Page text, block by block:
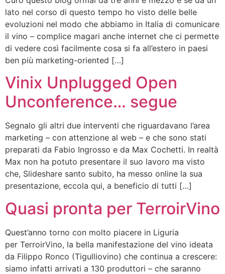
lato nel corso di questo tempo ho visto delle belle
evoluzioni nel modo che abbiamo in Italia di comunicare
il vino – complice magari anche internet che ci permette
di vedere così facilmente cosa si fa all’estero in paesi
ben più marketing-oriented […]
Vinix Unplugged Open
Unconference… segue
Segnalo gli altri due interventi che riguardavano l’area
marketing – con attenzione al web – e che sono stati
preparati da Fabio Ingrosso e da Max Cochetti. In realtà
Max non ha potuto presentare il suo lavoro ma visto
che, Slideshare santo subito, ha messo online la sua
presentazione, eccola qui, a beneficio di tutti […]
Quasi pronta per TerroirVino
Quest’anno torno con molto piacere in Liguria
per TerroirVino, la bella manifestazione del vino ideata
da Filippo Ronco (Tigulliovino) che continua a crescere:
siamo infatti arrivati a 130 produttori – che saranno